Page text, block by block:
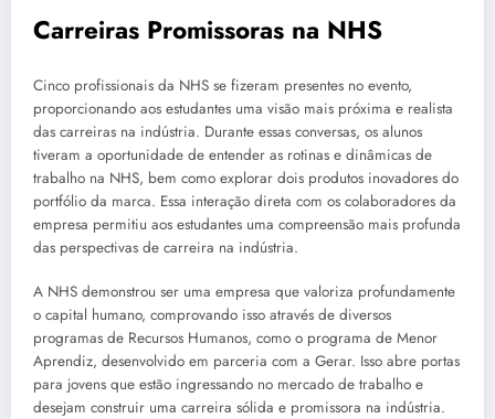
Carreiras Promissoras na NHS
Cinco profissionais da NHS se fizeram presentes no evento,
proporcionando aos estudantes uma visão mais próxima e realista
das carreiras na indústria. Durante essas conversas, os alunos
tiveram a oportunidade de entender as rotinas e dinâmicas de
trabalho na NHS, bem como explorar dois produtos inovadores do
portfólio da marca. Essa interação direta com os colaboradores da
empresa permitiu aos estudantes uma compreensão mais profunda
das perspectivas de carreira na indústria.
A NHS demonstrou ser uma empresa que valoriza profundamente
o capital humano, comprovando isso através de diversos
programas de Recursos Humanos, como o programa de Menor
Aprendiz, desenvolvido em parceria com a Gerar. Isso abre portas
para jovens que estão ingressando no mercado de trabalho e
desejam construir uma carreira sólida e promissora na indústria.